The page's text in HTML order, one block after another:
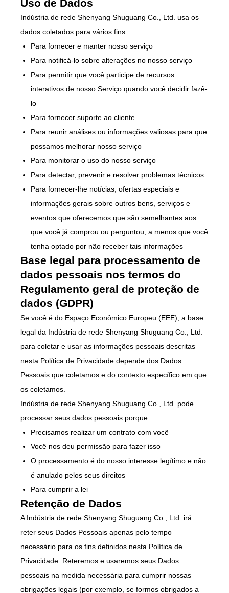
Uso de Dados
Indústria de rede Shenyang Shuguang Co., Ltd. usa os
dados coletados para vários fins:
Para fornecer e manter nosso serviço
Para notificá-lo sobre alterações no nosso serviço
Para permitir que você participe de recursos
interativos de nosso Serviço quando você decidir fazê-
lo
Para fornecer suporte ao cliente
Para reunir análises ou informações valiosas para que
possamos melhorar nosso serviço
Para monitorar o uso do nosso serviço
Para detectar, prevenir e resolver problemas técnicos
Para fornecer-lhe notícias, ofertas especiais e
informações gerais sobre outros bens, serviços e
eventos que oferecemos que são semelhantes aos
que você já comprou ou perguntou, a menos que você
tenha optado por não receber tais informações
Base legal para processamento de
dados pessoais nos termos do
Regulamento geral de proteção de
dados (GDPR)
Se você é do Espaço Econômico Europeu (EEE), a base
legal da Indústria de rede Shenyang Shuguang Co., Ltd.
para coletar e usar as informações pessoais descritas
nesta Política de Privacidade depende dos Dados
Pessoais que coletamos e do contexto específico em que
os coletamos.
Indústria de rede Shenyang Shuguang Co., Ltd. pode
processar seus dados pessoais porque:
Precisamos realizar um contrato com você
Você nos deu permissão para fazer isso
O processamento é do nosso interesse legítimo e não
é anulado pelos seus direitos
Para cumprir a lei
Retenção de Dados
A Indústria de rede Shenyang Shuguang Co., Ltd. irá
reter seus Dados Pessoais apenas pelo tempo
necessário para os fins definidos nesta Política de
Privacidade. Reteremos e usaremos seus Dados
pessoais na medida necessária para cumprir nossas
obrigações legais (por exemplo, se formos obrigados a